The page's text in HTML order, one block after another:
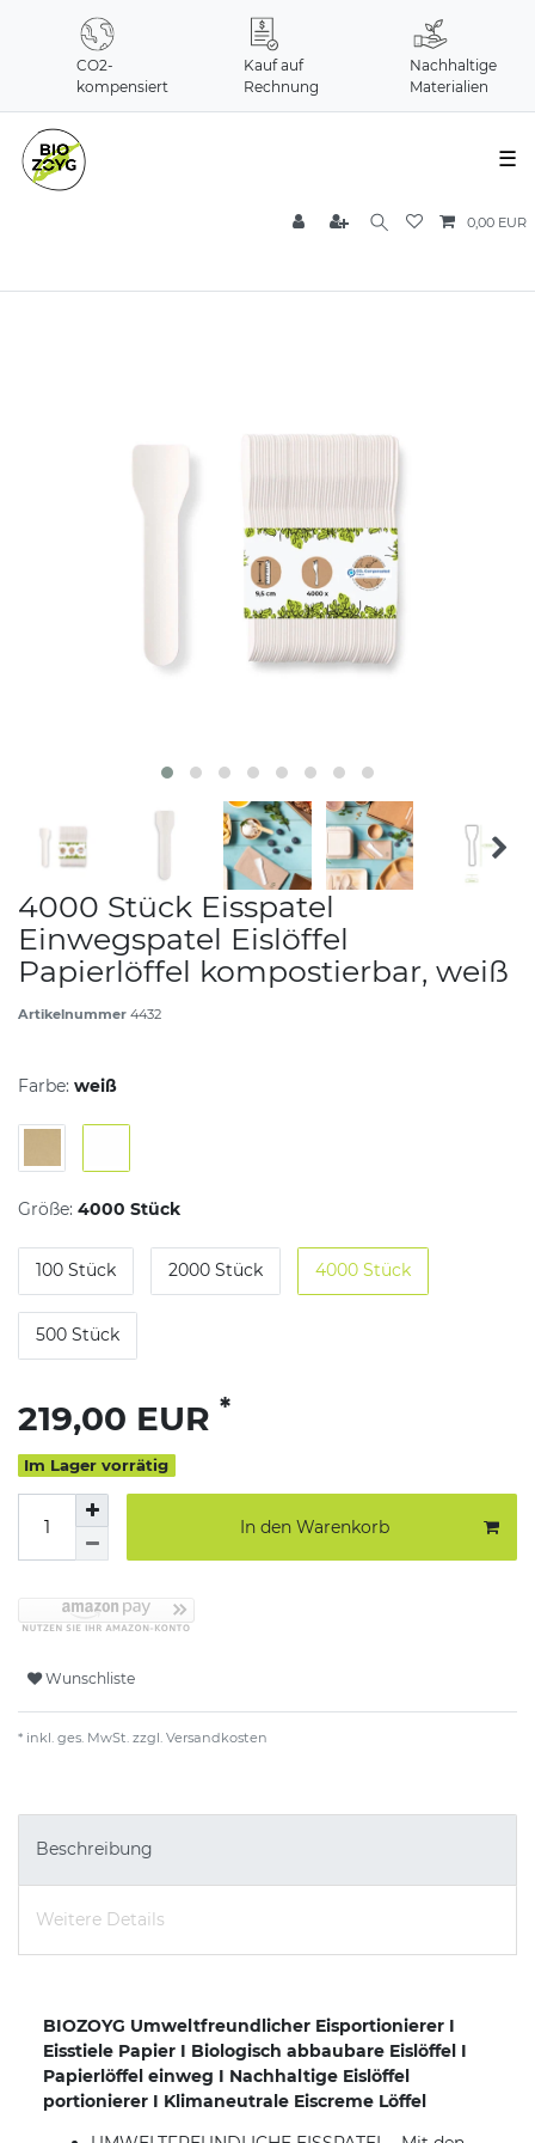
CO2-
kompensiert
Kauf auf
Rechnung
Nachhaltige
Materialien
☰
0,00 EUR
4000 Stück Eisspatel
Einwegspatel Eislöffel
Papierlöffel kompostierbar, weiß
Artikelnummer 4432
Farbe: weiß
Größe: 4000 Stück
100 Stück 2000 Stück 4000 Stück
500 Stück
219,00 EUR *
Im Lager vorrätig
In den Warenkorb
Wunschliste
* inkl. ges. MwSt. zzgl. Versandkosten
Beschreibung
Weitere Details
BIOZOYG Umweltfreundlicher Eisportionierer I
Eisstiele Papier I Biologisch abbaubare Eislöffel I
Papierlöffel einweg I Nachhaltige Eislöffel
portionierer I Klimaneutrale Eiscreme Löffel